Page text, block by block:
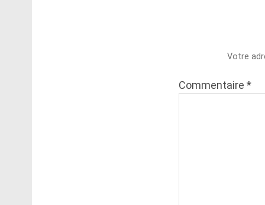
Votre
Commentaire *